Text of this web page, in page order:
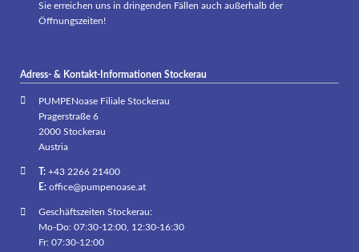
Sie erreichen uns in dringenden Fällen auch außerhalb der
Öffnungszeiten!
Adress- & Kontakt-Informationen Stockerau
PUMPENoase Filiale Stockerau
Pragerstraße 6
2000 Stockerau
Austria
T:+43 2266 21400
E: office@pumpenoase.at
Geschäftszeiten Stockerau:
Mo-Do: 07:30-12:00, 12:30-16:30
Fr: 07:30-12:00